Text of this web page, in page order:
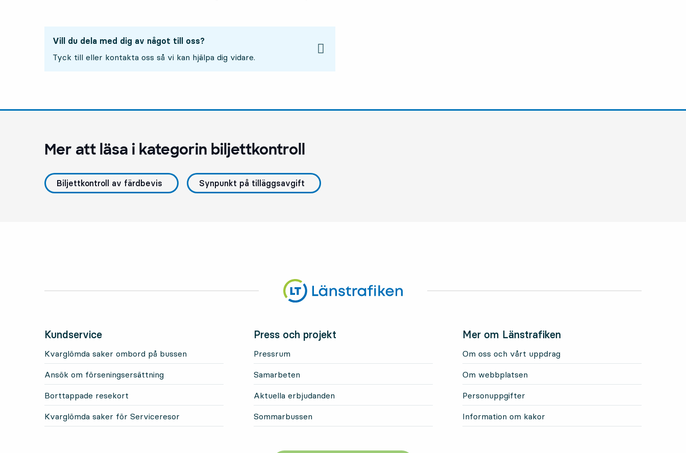
Vill du dela med dig av något till oss?
Tyck till eller kontakta oss så vi kan hjälpa dig vidare.
Mer att läsa i kategorin biljettkontroll
Biljettkontroll av färdbevis Synpunkt på tilläggsavgift
Kundservice
Kvarglömda saker ombord på bussen
Ansök om förseningsersättning
Borttappade resekort
Kvarglömda saker för Serviceresor
Press och projekt
Pressrum
Samarbeten
Aktuella erbjudanden
Sommarbussen
Mer om Länstrafiken
Om oss och vårt uppdrag
Om webbplatsen
Personuppgifter
Information om kakor